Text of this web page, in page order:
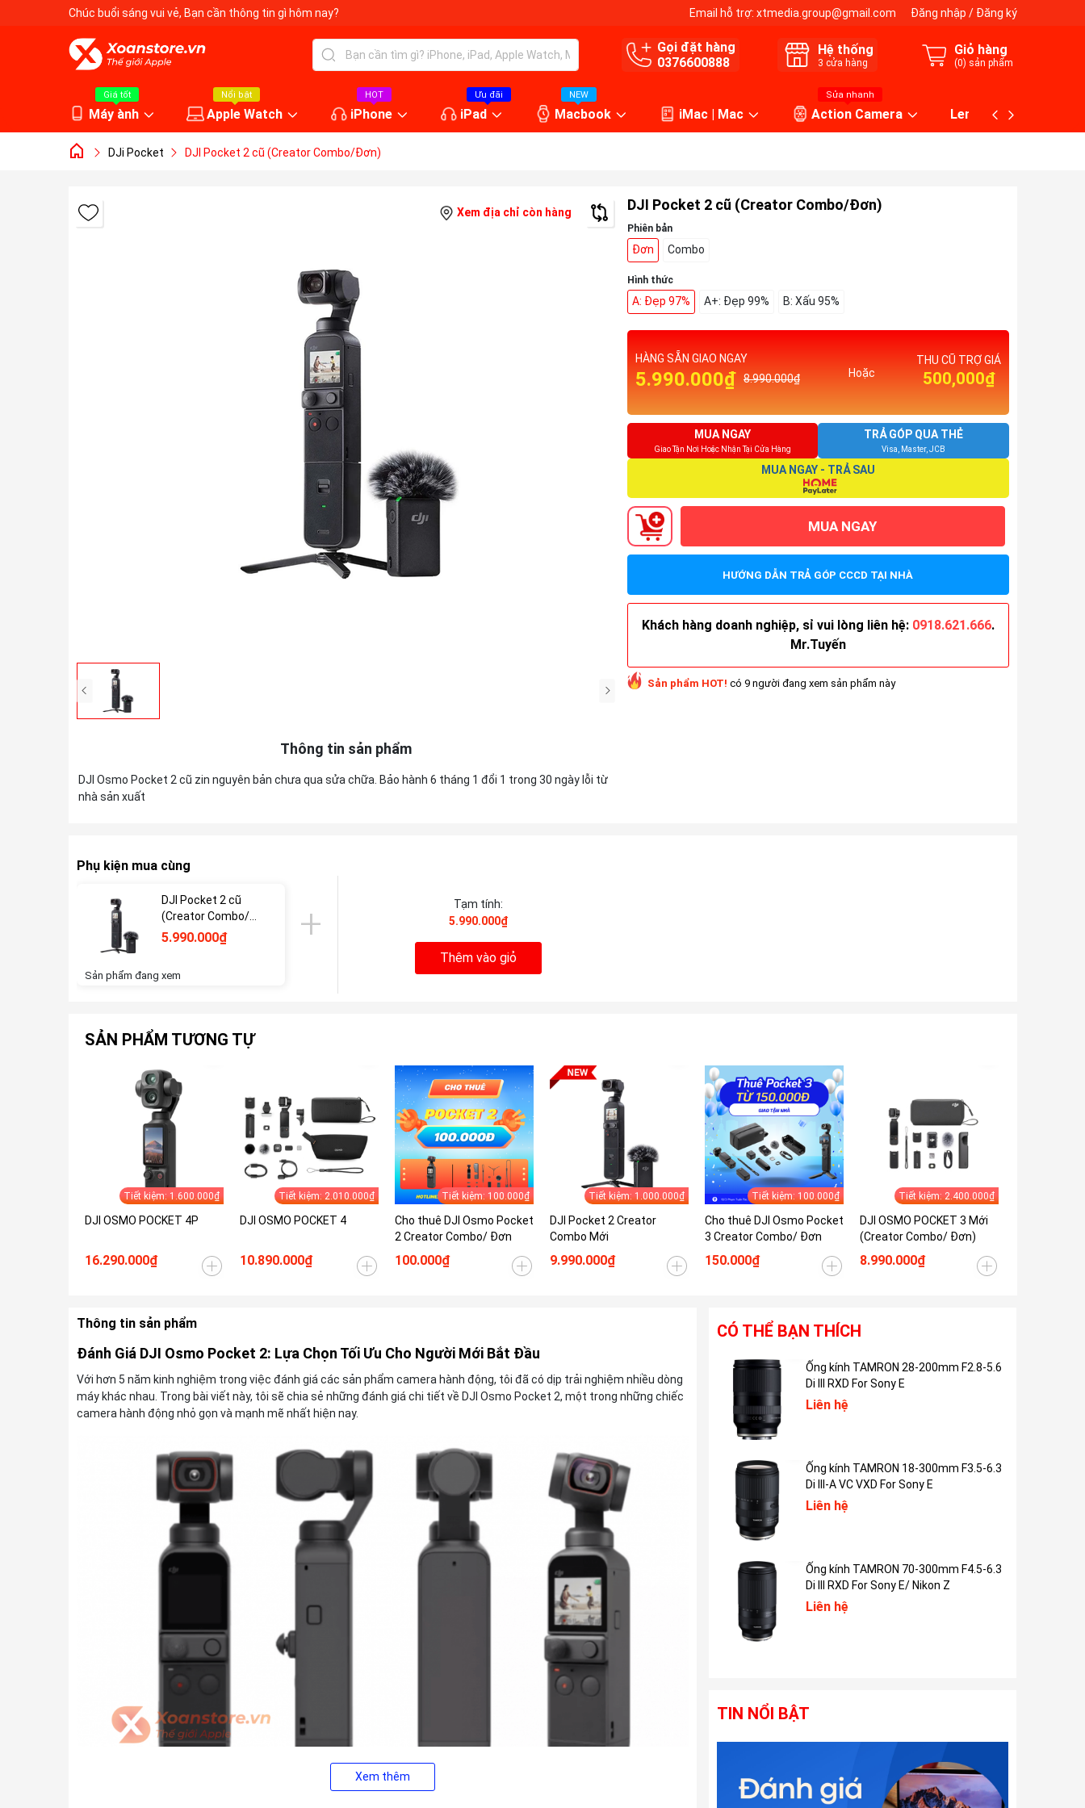
Chúc buổi sáng vui vẻ, Bạn cần thông tin gì hôm nay? Email hỗ trợ: xtmedia.group@gmail.com Đăng nhập / Đăng ký
Gọi đặt hàng
0376600888
Hệ thống
3 cửa hàng
Giỏ hàng
(0) sản phẩm
Giá tốt
Máy ành
Nổi bật
Apple Watch
HOT
iPhone
Ưu đãi
iPad
NEW
Macbook iMac | Mac
Sửa nhanh
Action Camera Lens máy ảnh
DJi Pocket DJI Pocket 2 cũ (Creator Combo/Đơn)
Xem địa chỉ còn hàng
Thông tin sản phẩm
DJI Osmo Pocket 2 cũ zin nguyên bản chưa qua sửa chữa. Bảo hành 6 tháng 1 đổi 1 trong 30 ngày lỗi từ
nhà sản xuất
DJI Pocket 2 cũ (Creator Combo/Đơn)
Phiên bản
Đơn Combo
Hình thức
A: Đẹp 97% A+: Đẹp 99% B: Xấu 95%
HÀNG SẴN GIAO NGAY
5.990.000₫ 8.990.000₫ Hoặc
THU CŨ TRỢ GIÁ
500,000₫
MUA NGAY
Giao Tận Nơi Hoặc Nhận Tại Cửa Hàng
TRẢ GÓP QUA THẺ
Visa, Master, JCB
MUA NGAY - TRẢ SAU
MUA NGAY
HƯỚNG DẪN TRẢ GÓP CCCD TẠI NHÀ
Khách hàng doanh nghiệp, sỉ vui lòng liên hệ: 0918.621.666.
Mr.Tuyến
Sản phẩm HOT! có 6 người đang xem sản phẩm này
Phụ kiện mua cùng
DJI Pocket 2 cũ
(Creator Combo/
Đơn)
5.990.000₫
Sản phẩm đang xem
Tạm tính:
5.990.000₫
Thêm vào giỏ
SẢN PHẨM TƯƠNG TỰ
Tiết kiệm: 1.600.000₫
DJI OSMO POCKET 4P
16.290.000₫
Tiết kiệm: 2.010.000₫
DJI OSMO POCKET 4
10.890.000₫
Tiết kiệm: 100.000₫
Cho thuê DJI Osmo Pocket
2 Creator Combo/ Đơn
100.000₫
Tiết kiệm: 1.000.000₫
DJI Pocket 2 Creator
Combo Mới
9.990.000₫
Tiết kiệm: 100.000₫
Cho thuê DJI Osmo Pocket
3 Creator Combo/ Đơn
150.000₫
Tiết kiệm: 2.400.000₫
DJI OSMO POCKET 3 Mới
(Creator Combo/ Đơn)
8.990.000₫
Thông tin sản phẩm
Đánh Giá DJI Osmo Pocket 2: Lựa Chọn Tối Ưu Cho Người Mới Bắt Đầu
Với hơn 5 năm kinh nghiệm trong việc đánh giá các sản phẩm camera hành động, tôi đã có dịp trải nghiệm nhiều dòng
máy khác nhau. Trong bài viết này, tôi sẽ chia sẻ những đánh giá chi tiết về DJI Osmo Pocket 2, một trong những chiếc
camera hành động nhỏ gọn và mạnh mẽ nhất hiện nay.​
Xem thêm
CÓ THỂ BẠN THÍCH
III VC VXD For Sony E
Liên hệ
Ống kính TAMRON 28-200mm F2.8-5.6
Di III RXD For Sony E
Liên hệ
Ống kính TAMRON 25-200mm F2.8-5.6
Di III VXD G2 For Sony E
Ống kính TAMRON 18-300mm F3.5-6.3
Di III-A VC VXD For Sony E
Liên hệ
Ống kính TAMRON 150-500mm F5-6.7
Di III VC VXD For Sony E
Liên hệ
Ống kính TAMRON 70-300mm F4.5-6.3
Di III RXD For Sony E/ Nikon Z
Liên hệ
TIN NỔI BẬT